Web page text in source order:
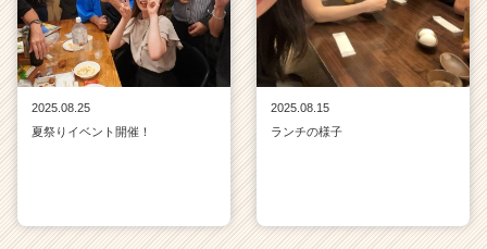
2025.08.25
夏祭りイベント開催！
2025.08.15
ランチの様子